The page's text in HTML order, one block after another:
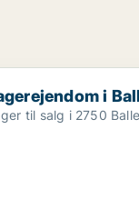
i Ballerup
i
til salg i 2750